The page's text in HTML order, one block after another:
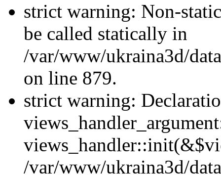
strict warning: Non-
be called statically in
/var/www/ukraina3d/
on line 879.
strict warning:
/var/www/ukraina3d/